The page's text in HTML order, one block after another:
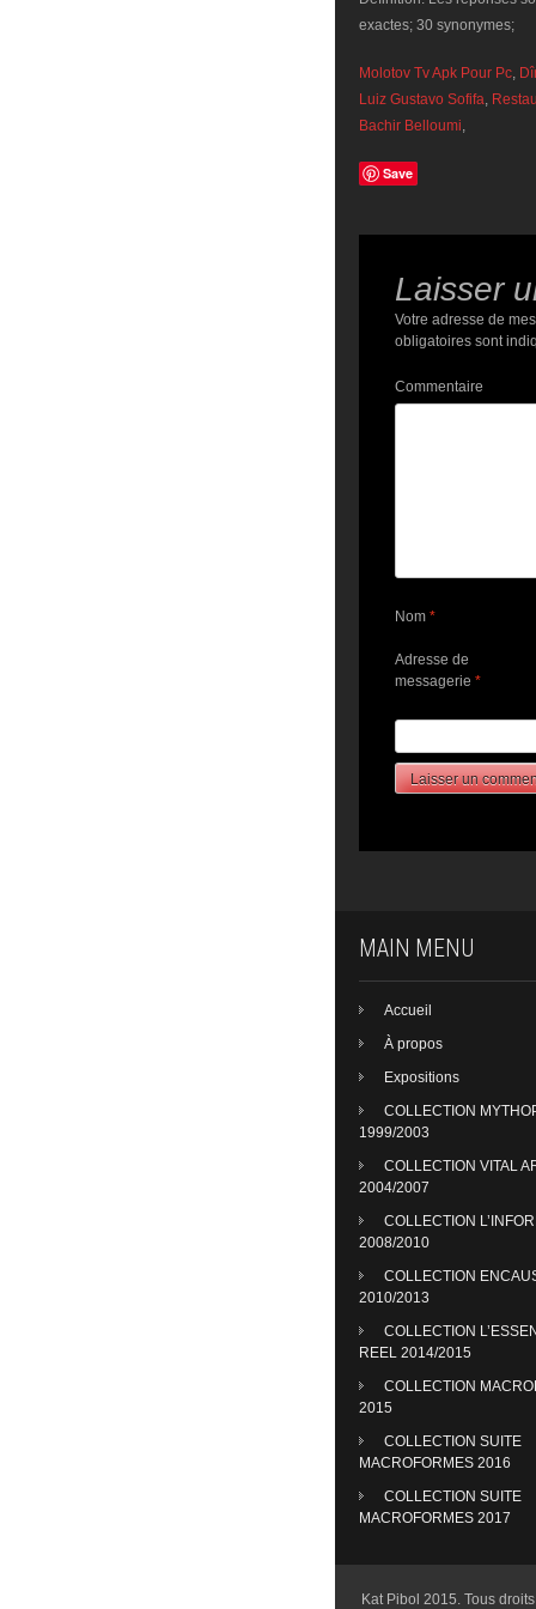
exactes; 30 synonymes;
Molotov Tv Apk Pour Pc,
Luiz Gustavo Sofifa,
Bachir Belloumi,
Save
Laisser
Votre adresse de
obligatoires sont
Commentaire
Nom *
Adresse de
messagerie *
MAIN MENU
Accueil
À propos
Expositions
COLLECTION
1999/2003
COLLECTION VITAL
2004/2007
COLLECTION
2008/2010
COLLECTION
2010/2013
COLLECTION
REEL 2014/2015
COLLECTION
2015
COLLECTION SUITE
MACROFORMES 2016
COLLECTION SUITE
MACROFORMES 2017
Kat Pibol 2015. Tous